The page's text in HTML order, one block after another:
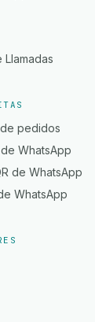
pedidos
WhatsApp
de WhatsApp
WhatsApp